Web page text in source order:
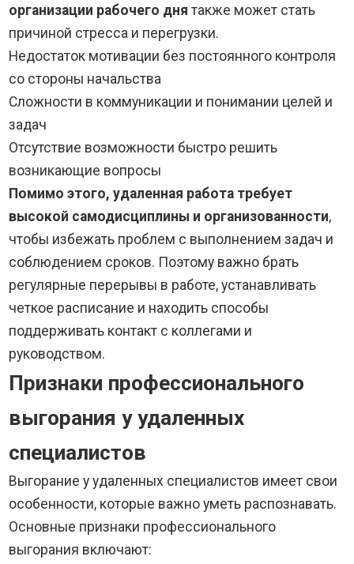
организации рабочего дня также может стать
причиной стресса и перегрузки.
Недостаток мотивации без постоянного контроля
со стороны начальства
Сложности в коммуникации и понимании целей и
задач
Отсутствие возможности быстро решить
возникающие вопросы
Помимо этого, удаленная работа требует
высокой самодисциплины и организованности,
чтобы избежать проблем с выполнением задач и
соблюдением сроков. Поэтому важно брать
регулярные перерывы в работе, устанавливать
четкое расписание и находить способы
поддерживать контакт с коллегами и
руководством.
Признаки профессионального
выгорания у удаленных
специалистов
Выгорание у удаленных специалистов имеет свои
особенности, которые важно уметь распознавать.
Основные признаки профессионального
выгорания включают: